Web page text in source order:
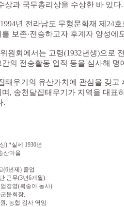
상과 국무총리상을 수상한 바 있다.
년 전라남도 무형문화재 제24
보존·전승하고자 후계자 양성에
원회에서는 고령(1932년생)으로
의 전승활동 업적 등을 심사해 명
태우기의 유산가치에 관심을 갖
, 송천달집태우기가 지역을 대표
.
) *실제 1930년
산마을
(6년제) 졸업
근무(3년6개월)
경영(복숭아 농사)
분회장,
, 농협 감사 역임